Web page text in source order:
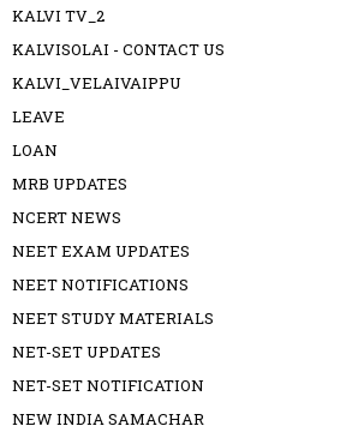
KALVI TV_2
KALVISOLAI - CONTACT US
KALVI_VELAIVAIPPU
LEAVE
LOAN
MRB UPDATES
NCERT NEWS
NEET EXAM UPDATES
NEET NOTIFICATIONS
NEET STUDY MATERIALS
NET-SET UPDATES
NET-SET NOTIFICATION
NEW INDIA SAMACHAR